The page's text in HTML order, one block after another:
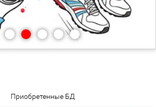
•••••
Приобретенные БД